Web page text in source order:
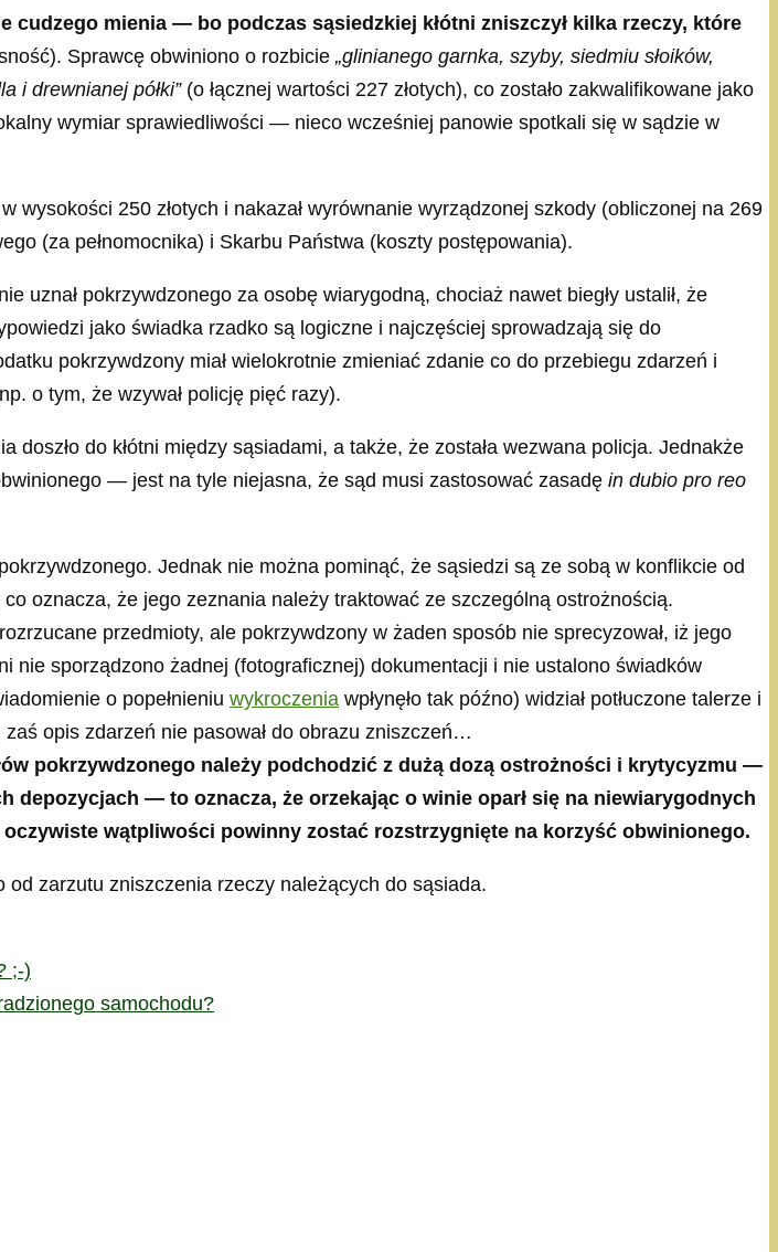
cudzego mienia — bo podczas sąsiedzkiej kłótni zniszczył kilka rzeczy, które
Sprawcę obwiniono o rozbicie „glinianego garnka, szyby, siedmiu słoików,
i drewnianej półki”(o łącznej wartości 227 złotych), co zostało zakwalifikowane jako
wymiar sprawiedliwości — nieco wcześniej panowie spotkali się w sądzie w
250 złotych i nakazał wyrównanie wyrządzonej szkody (obliczonej na 269
(za pełnomocnika) i Skarbu Państwa (koszty postępowania).
uznał pokrzywdzonego za osobę wiarygodną, chociaż nawet biegły ustalił, że
jako świadka rzadko są logiczne i najczęściej sprowadzają się do
pokrzywdzony miał wielokrotnie zmieniać zdanie co do przebiegu zdarzeń i
o tym, że wzywał policję pięć razy).
do kłótni między sąsiadami, a także, że została wezwana policja. Jednakże
— jest na tyle niejasna, że sąd musi zastosować zasadę in dubio pro reo
Jednak nie można pominąć, że sąsiedzi są ze sobą w konflikcie od
oznacza, że jego zeznania należy traktować ze szczególną ostrożnością.
przedmioty, ale pokrzywdzony w żaden sposób nie sprecyzował, iż jego
nie sporządzono żadnej (fotograficznej) dokumentacji i nie ustalono świadków
o popełnieniu wykroczenia wpłynęło tak późno) widział potłuczone talerze i
opis zdarzeń nie pasował do obrazu zniszczeń…
pokrzywdzonego należy podchodzić z dużą dozą ostrożności i krytycyzmu —
— to oznacza, że orzekając o winie oparł się na niewiarygodnych
oczywiste wątpliwości powinny zostać rozstrzygnięte na korzyść obwinionego.
zarzutu zniszczenia rzeczy należących do sąsiada.
;-)
samochodu?